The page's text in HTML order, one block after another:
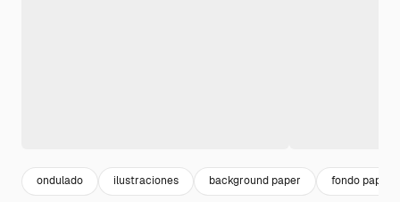
ondulado ilustraciones background paper fondo papel